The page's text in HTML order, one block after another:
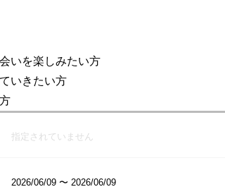
いを楽しみたい方
いきたい方
指定されていません
2026/06/09 〜 2026/06/09